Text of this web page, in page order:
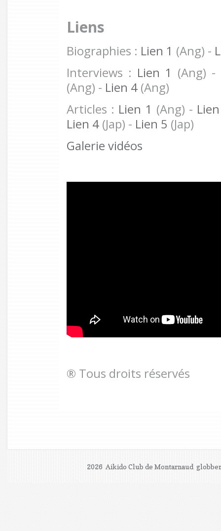
Liens
Biographies : Lien 1 (Ang) -
Interviews : Lien 1 (Ang) -
(Ang) - Lien 4 (Ang)
Articles : Lien 1 (Ang) -
Lien 4 (Jap) - Lien 5 (Jap)
Galerie vidéos
® Tous droits réservés
2026 Aikido Club de Montarnaud